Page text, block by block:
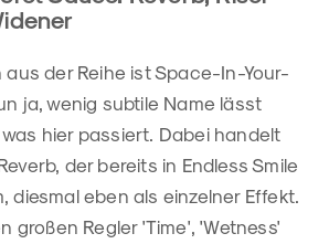
aus der Reihe ist Space-In-Your-
ja, wenig subtile Name lässt
hier passiert. Dabei handelt
der bereits in Endless Smile
diesmal eben als einzelner Effekt.
großen Regler 'Time', 'Wetness'